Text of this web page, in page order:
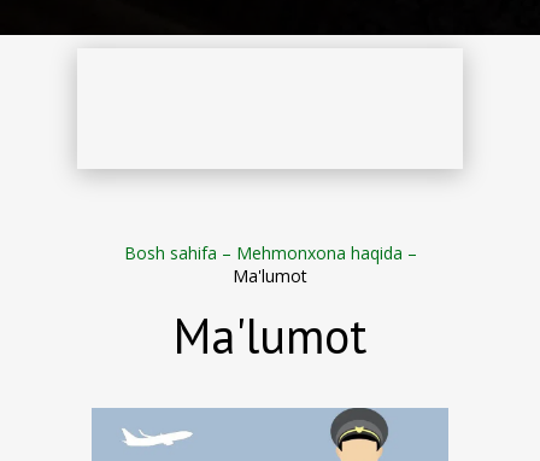
Bosh sahifa – Mehmonxona haqida –
Ma'lumot
Ma'lumot